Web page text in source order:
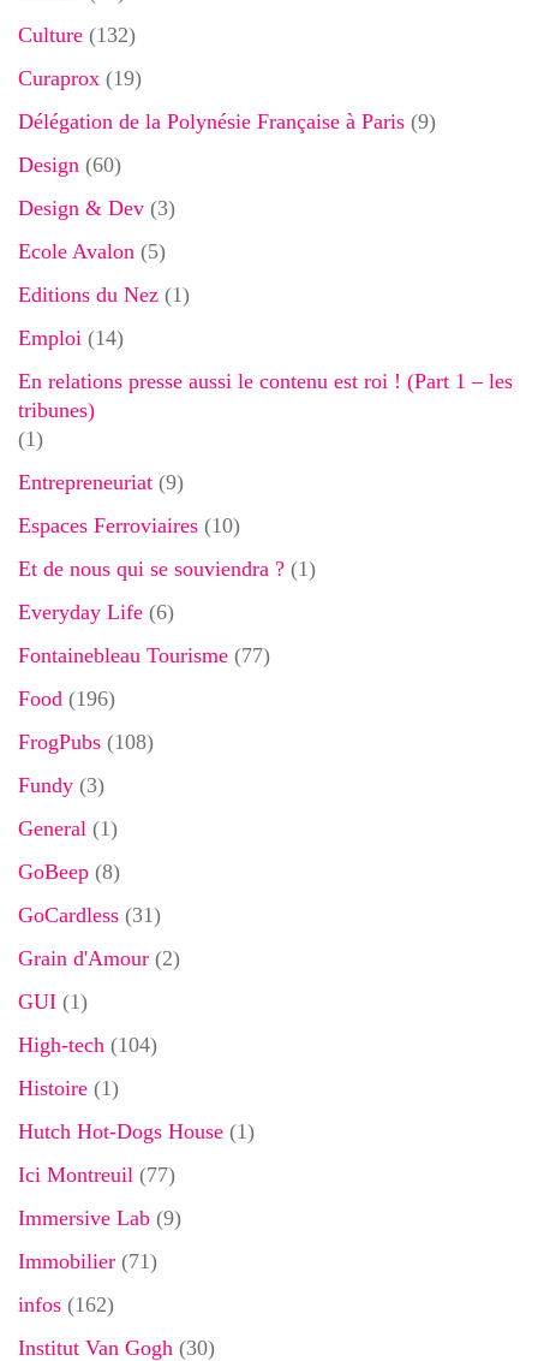
Culture (132)
Curaprox (19)
Délégation de la Polynésie Française à Paris (9)
Design (60)
Design & Dev (3)
Ecole Avalon (5)
Editions du Nez (1)
Emploi (14)
En relations presse aussi le contenu est roi ! (Part 1 – les
tribunes)
(1)
Entrepreneuriat (9)
Espaces Ferroviaires (10)
Et de nous qui se souviendra ? (1)
Everyday Life (6)
Fontainebleau Tourisme (77)
Food (196)
FrogPubs (108)
Fundy (3)
General (1)
GoBeep (8)
GoCardless (31)
Grain d'Amour (2)
GUI (1)
High-tech (104)
Histoire (1)
Hutch Hot-Dogs House (1)
Ici Montreuil (77)
Immersive Lab (9)
Immobilier (71)
infos (162)
Institut Van Gogh (30)